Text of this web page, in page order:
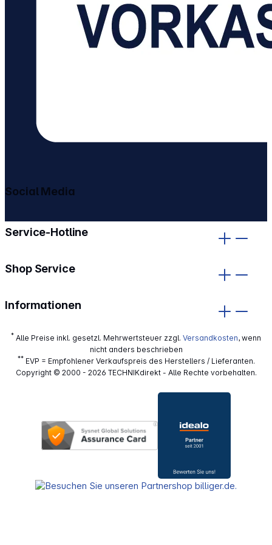
Service-Hotline
Shop Service
Informationen
Social Media
* Alle Preise inkl. gesetzl. Mehrwertsteuer zzgl. Versandkosten, wenn
nicht anders beschrieben
**EVP = Empfohlener Verkaufspreis des Herstellers / Lieferanten.
Copyright © 2000 - 2026 TECHNIKdirekt - Alle Rechte vorbehalten.